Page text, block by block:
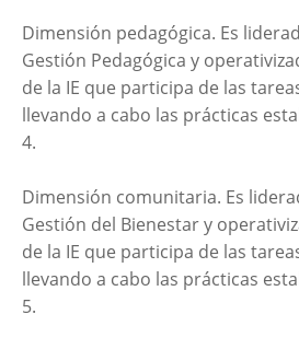
Dimensión pedagógica. Es
Gestión Pedagógica y
de la IE que participa de las
llevando a cabo las prácticas
4.
Dimensión comunitaria. Es
Gestión del Bienestar y
de la IE que participa de las
llevando a cabo las prácticas
5.